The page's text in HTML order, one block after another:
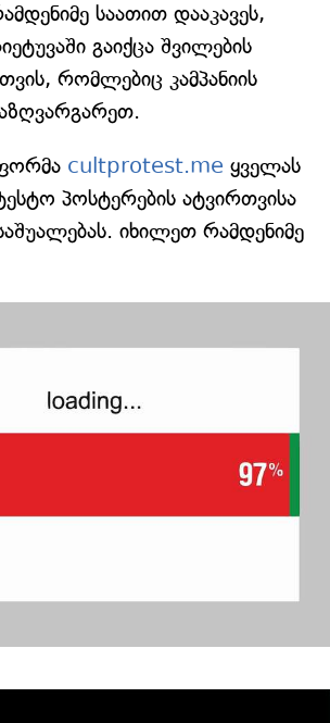
საათით დააკავეს,
გაიქცა შვილების
რომლებიც კამპანიის
cultprotest.me ყველას
პოსტერების ატვირთვისა
იხილეთ რამდენიმე